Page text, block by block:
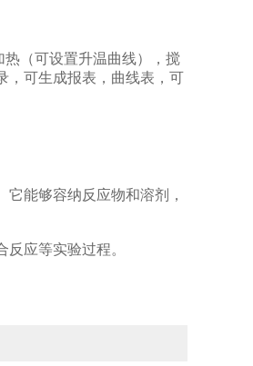
（可设置升温曲线），搅
，可生成报表，曲线表，可
能够容纳反应物和溶剂，
应等实验过程。